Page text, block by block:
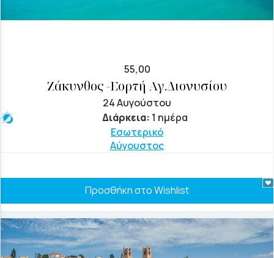
55,00
Ζάκυνθος -Εορτή Αγ.Διονυσίου
24 Αυγούστου
Διάρκεια: 1 ημέρα
Εσωτερικό
Αύγουστος
Προσθήκη στο Wishlist